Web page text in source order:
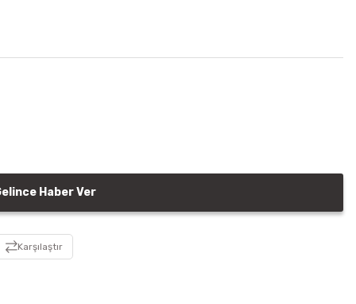
Haber Ver
Karşılaştır